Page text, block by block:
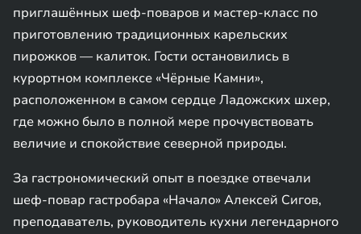
приглашённых шеф-поваров и мастер-класс по
приготовлению традиционных карельских
пирожков — калиток. Гости остановились в
курортном комплексе «Чёрные Камни»,
расположенном в самом сердце Ладожских шхер,
где можно было в полной мере прочувствовать
величие и спокойствие северной природы.
За гастрономический опыт в поездке отвечали
шеф-повар гастробара «Начало» Алексей Сигов,
преподаватель, руководитель кухни легендарного